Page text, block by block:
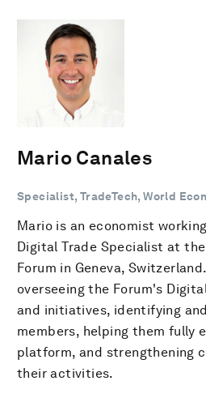
Mario Canales
Specialist, TradeTech, World
Mario is an economist
Digital Trade Specialist at
Forum in Geneva,
overseeing the Forum's
and initiatives, identifying
members, helping them fully
platform, and strengthening
their activities.